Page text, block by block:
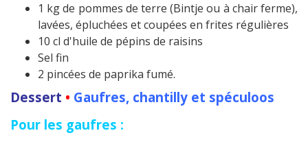
1 kg de pommes de terre (Bintje ou à chair ferme),
lavées, épluchées et coupées en frites régulières
10 cl d'huile de pépins de raisins
Sel fin
2 pincées de paprika fumé.
Dessert • Gaufres, chantilly et spéculoos
Pour les gaufres :